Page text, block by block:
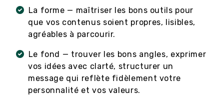
La forme — maîtriser les bons outils pour
que vos contenus soient propres, lisibles,
agréables à parcourir.
Le fond — trouver les bons angles, exprimer
vos idées avec clarté, structurer un
message qui reflète fidèlement votre
personnalité et vos valeurs.